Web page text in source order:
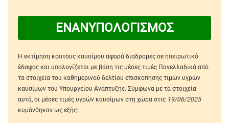
ΕΝΑΝΥΠΟΛΟΓΙΣΜΟΣ
Η εκτίμηση κόστους καυσίμου αφορά διαδρομές σε ηπειρωτικό
έδαφος και υπολογίζεται με βάση τις μέσες τιμές Πανελλαδικά από
τα στοιχεία του καθημερινού δελτίου επισκόπησης τιμών υγρών
καυσίμων του Υπουργείου Ανάπτυξης. Σύμφωνα με τα στοιχεία
αυτά, οι μέσες τιμές υγρών καυσίμων στη χώρα στις 19/06/2025
κυμάνθηκαν ως εξής: